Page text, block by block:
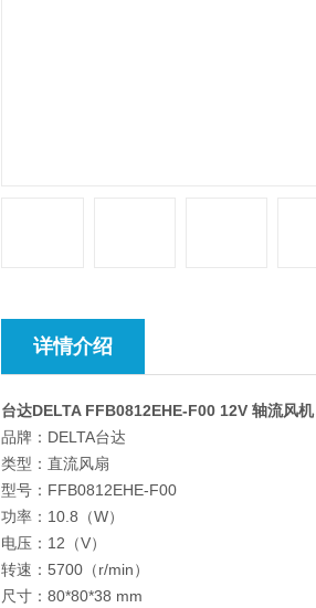
详情介绍
台达DELTA FFB0812EHE-F00 12V 轴流风机
品牌：DELTA台达
类型：直流风扇
型号：FFB0812EHE-F00
功率：10.8（W）
电压：12（V）
转速：5700（r/min）
尺寸：80*80*38 mm